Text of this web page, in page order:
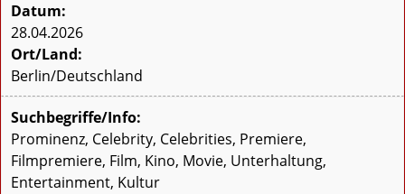
Datum:
28.04.2026
Ort/Land:
Berlin/Deutschland
Suchbegriffe/Info:
Prominenz, Celebrity, Celebrities, Premiere,
Filmpremiere, Film, Kino, Movie, Unterhaltung,
Entertainment, Kultur